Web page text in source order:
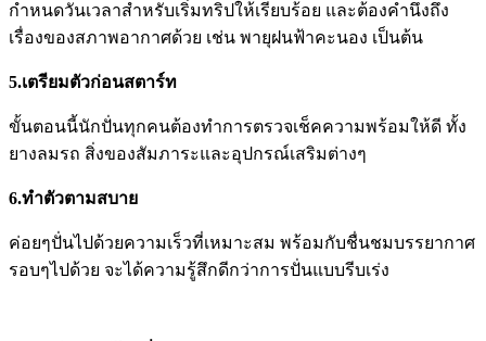
กำหนดวันเวลาสำหรับเริ่มทริปให้เรียบร้อย และต้องคำนึงถึง
เรื่องของสภาพอากาศด้วย เช่น พายุฝนฟ้าคะนอง เป็นต้น
5.เตรียมตัวก่อนสตาร์ท
ขั้นตอนนี้นักปั่นทุกคนต้องทำการตรวจเช็คความพร้อมให้ดี ทั้ง
ยางลมรถ สิ่งของสัมภาระและอุปกรณ์เสริมต่างๆ
6.ทำตัวตามสบาย
ค่อยๆปั่นไปด้วยความเร็วที่เหมาะสม พร้อมกับชื่นชมบรรยากาศ
รอบๆไปด้วย จะได้ความรู้สึกดีกว่าการปั่นแบบรีบเร่ง